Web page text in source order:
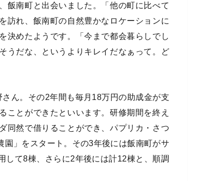
飯南町と出会いました。「他の町に比べて
訪れ、飯南町の自然豊かなロケーションに
決めたようです。「今まで都会暮らしでし
うだな、というよりキレイだなぁって。ど
ん。その2年間も毎月18万円の助成金が支
ことができたといいます。研修期間を終え
同然で借りることができ、パプリカ・さつ
園」をスタート。その3年後には飯南町がサ
して8棟、さらに2年後には計12棟と、順調